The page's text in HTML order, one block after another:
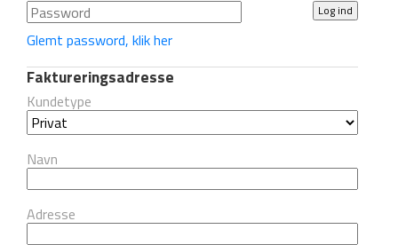
Glemt password, klik her
Faktureringsadresse
Kundetype
Navn
Adresse